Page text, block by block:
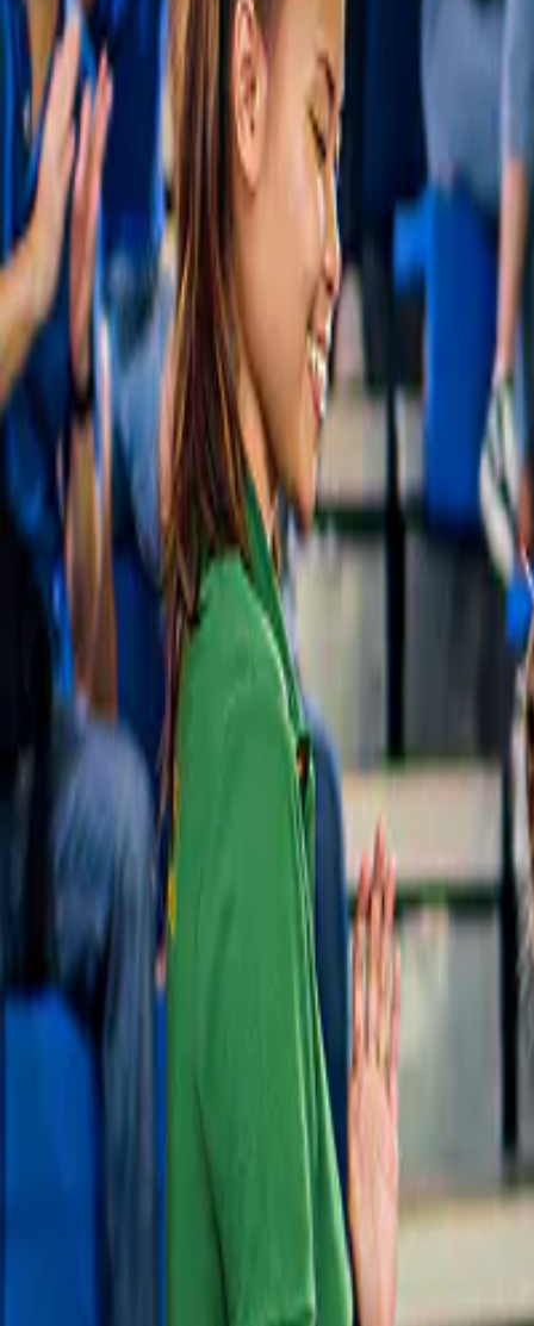
Gratis annulering
tourists watching dolphins near Benagil
Cave.
Vanuit Portimão: boottocht naar de grot van
Benagil en dolfijnen spotten
Nieuw Rondleidingen door de grotten van Benagil
vanaf
€ 32
Gratis annulering
Slide 1 of 1, Catamaran near Benagil Caves
on Algarve sightseeing cruise from
Albufeira.
Vanuit Albufeira: catamarantocht naar de
grotten van Benagil
11) Rondleidingen door de grotten van Benagil
Gratis annulering
Slide 1 of 1, Dolphins leaping over ocean
waves during a 2-hour dolphin watching
2 uur dolfijnen kijken en grotten bezoeken
met gids in Algarve
Nieuw Rondleidingen
Slide 1 of 1, Minibus for private Faro airport